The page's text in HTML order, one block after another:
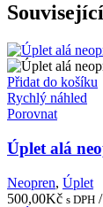
Přidat do košíku
Rychlý náhled
Porovnat
Úplet alá
Neopren, Úplet
500,00Kč s DPH